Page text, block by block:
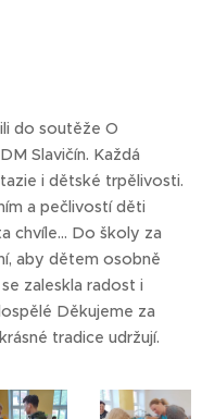
do soutěže O
Slavičín. Každá
i dětské trpělivosti.
a pečlivostí děti
chvíle… Do školy za
aby dětem osobně
zaleskla radost i
Děkujeme za
tradice udržují.